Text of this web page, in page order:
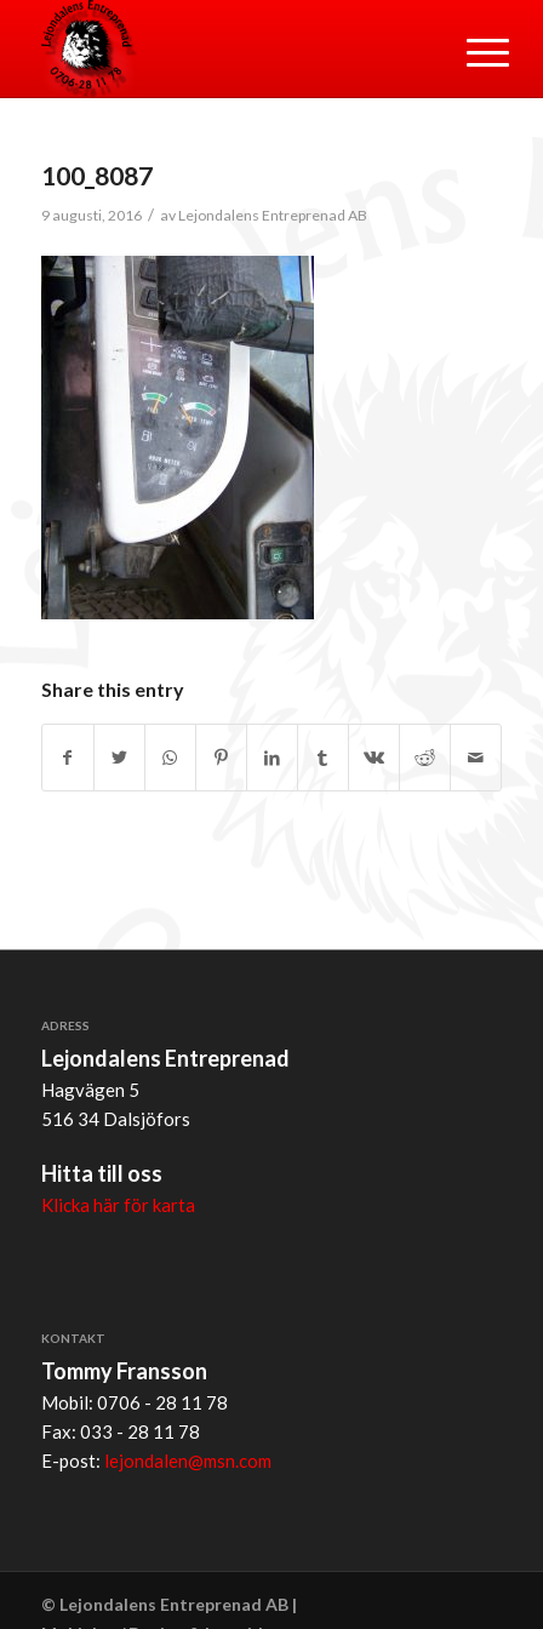
100_8087
9 augusti, 2016 / av Lejondalens Entreprenad AB
Share this entry
ADRESS
Lejondalens Entreprenad
Hagvägen 5
516 34 Dalsjöfors
Hitta till oss
Klicka här för karta
KONTAKT
Tommy Fransson
Mobil: 0706 - 28 11 78
Fax: 033 - 28 11 78
E-post: lejondalen@msn.com
© Lejondalens Entreprenad AB |